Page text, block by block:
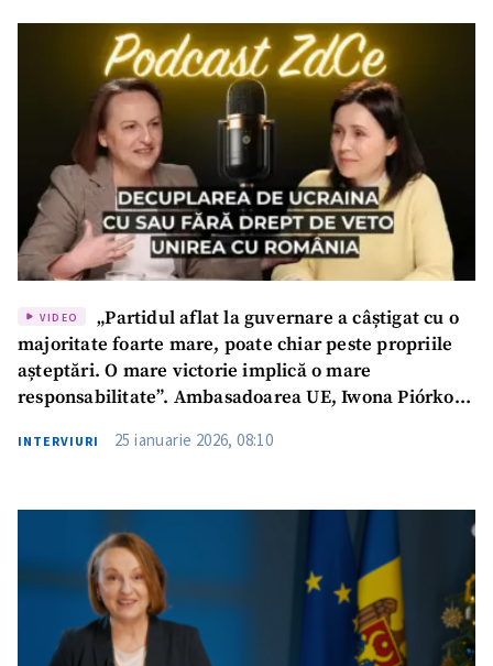
VIDEO
„Partidul aflat la guvernare a câștigat cu o
majoritate foarte mare, poate chiar peste propriile
așteptări. O mare victorie implică o mare
responsabilitate”. Ambasadoarea UE, Iwona Piórko,
INTERVIURI 25 ianuarie 2026, 08:10